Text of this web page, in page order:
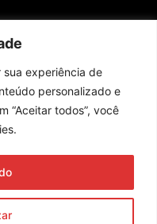
sua experiência de
personalizado e
“Aceitar todos”, você